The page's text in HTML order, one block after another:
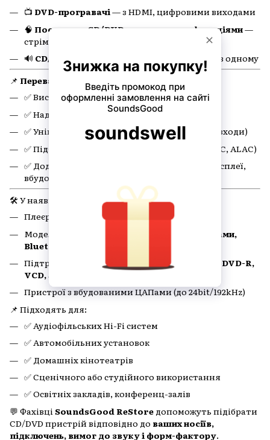
📺 DVD-програвачі— з HDMI, цифровими виходами
🧠 Поєднання CD/DVD з мережевими функціями—
стрімінг + диски
🔊 CD/MP3-ресивери з підсилювачем
— все в одному
📌 Переваги CD/DVD пристроїв:
✅ Висока якість відтворення
✅ Надійне зчитування старих і нових дисків
✅ Універсальність (оптичні носії + цифрові входи)
✅ Підтримка високоякісного аудіо (WAV, FLAC, ALAC)
✅ Додаткові функції: керування з пульта, дисплеї,
вбудований підсилювач
🛠️ У наявності:
Плеєри з
RCA, Toslink, Coaxial, HDMI
Моделі з
дисплеєм, USB-портами, SD-слотами,
Bluetooth
Підтримка форматів:
CD-R/RW, MP3, WMA, DVD-R,
VCD, JPEG, WAV
Пристрої з вбудованими ЦАПами (до 24bit/192kHz)
📌 Підходять для:
✅ Аудіофільських Hi-Fi систем
✅ Автомобільних установок
✅ Домашніх кінотеатрів
✅ Сценічного або студійного використання
✅ Освітніх закладів, конференц-залів
💬 Фахівці SoundsGood ReStore допоможуть підібрати
CD/DVD пристрій відповідно до ваших носіїв,
підключень, вимог до звуку і форм-фактору.